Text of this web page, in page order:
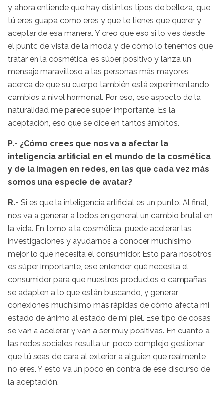
y ahora entiende que hay distintos tipos de belleza, que
tú eres guapa como eres y que te tienes que querer y
aceptar de esa manera. Y creo que eso si lo ves desde
el punto de vista de la moda y de cómo lo tenemos que
tratar en la cosmética, es súper positivo y lanza un
mensaje maravilloso a las personas más mayores
acerca de que su cuerpo también está experimentando
cambios a nivel hormonal. Por eso, ese aspecto de la
naturalidad me parece súper importante. Es la
aceptación, eso que se dice en tantos ámbitos.
P.- ¿Cómo crees que nos va a afectar la
inteligencia artificial en el mundo de la cosmética
y de la imagen en redes, en las que cada vez más
somos una especie de avatar?
R.- Si es que la inteligencia artificial es un punto. Al final,
nos va a generar a todos en general un cambio brutal en
la vida. En torno a la cosmética, puede acelerar las
investigaciones y ayudarnos a conocer muchísimo
mejor lo que necesita el consumidor. Esto para nosotros
es súper importante, ese entender qué necesita el
consumidor para que nuestros productos o campañas
se adapten a lo que están buscando, y generar
conexiones muchísimo más rápidas de cómo afecta mi
estado de ánimo al estado de mi piel. Ese tipo de cosas
se van a acelerar y van a ser muy positivas. En cuanto a
las redes sociales, resulta un poco complejo gestionar
que tú seas de cara al exterior a alguien que realmente
no eres. Y esto va un poco en contra de ese discurso de
la aceptación.